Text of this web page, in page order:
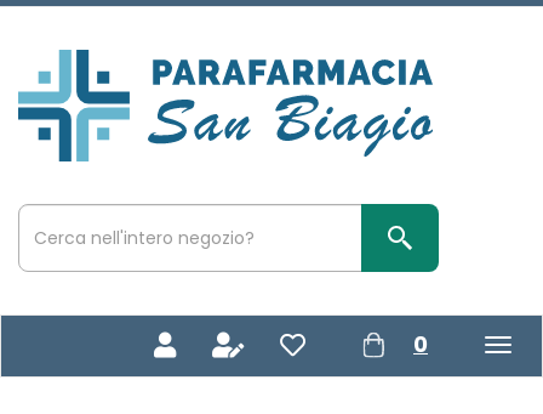
Passa
principale
San
Biagio
Cerca
Prodotto
Cerca Prodotto
0 prodotti
inseriti